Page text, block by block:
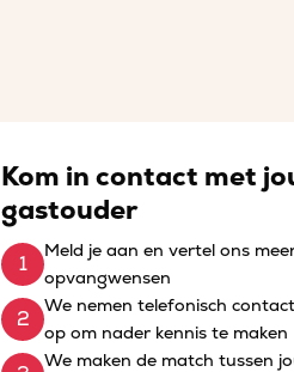
Kom in contact met
gastouder
Meld je aan en vertel ons
opvangwensen
We nemen telefonisch
op om nader kennis te maken
We maken de match tussen